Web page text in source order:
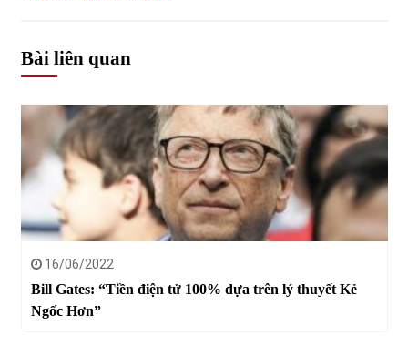
Bài liên quan
16/06/2022
Bill Gates: “Tiền điện tử 100% dựa trên lý thuyết Kẻ
Ngốc Hơn”